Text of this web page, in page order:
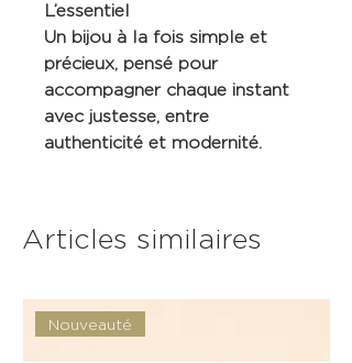
L’essentiel
Un bijou à la fois simple et
précieux, pensé pour
accompagner chaque instant
avec justesse, entre
authenticité et modernité.
Articles similaires
Nouveauté